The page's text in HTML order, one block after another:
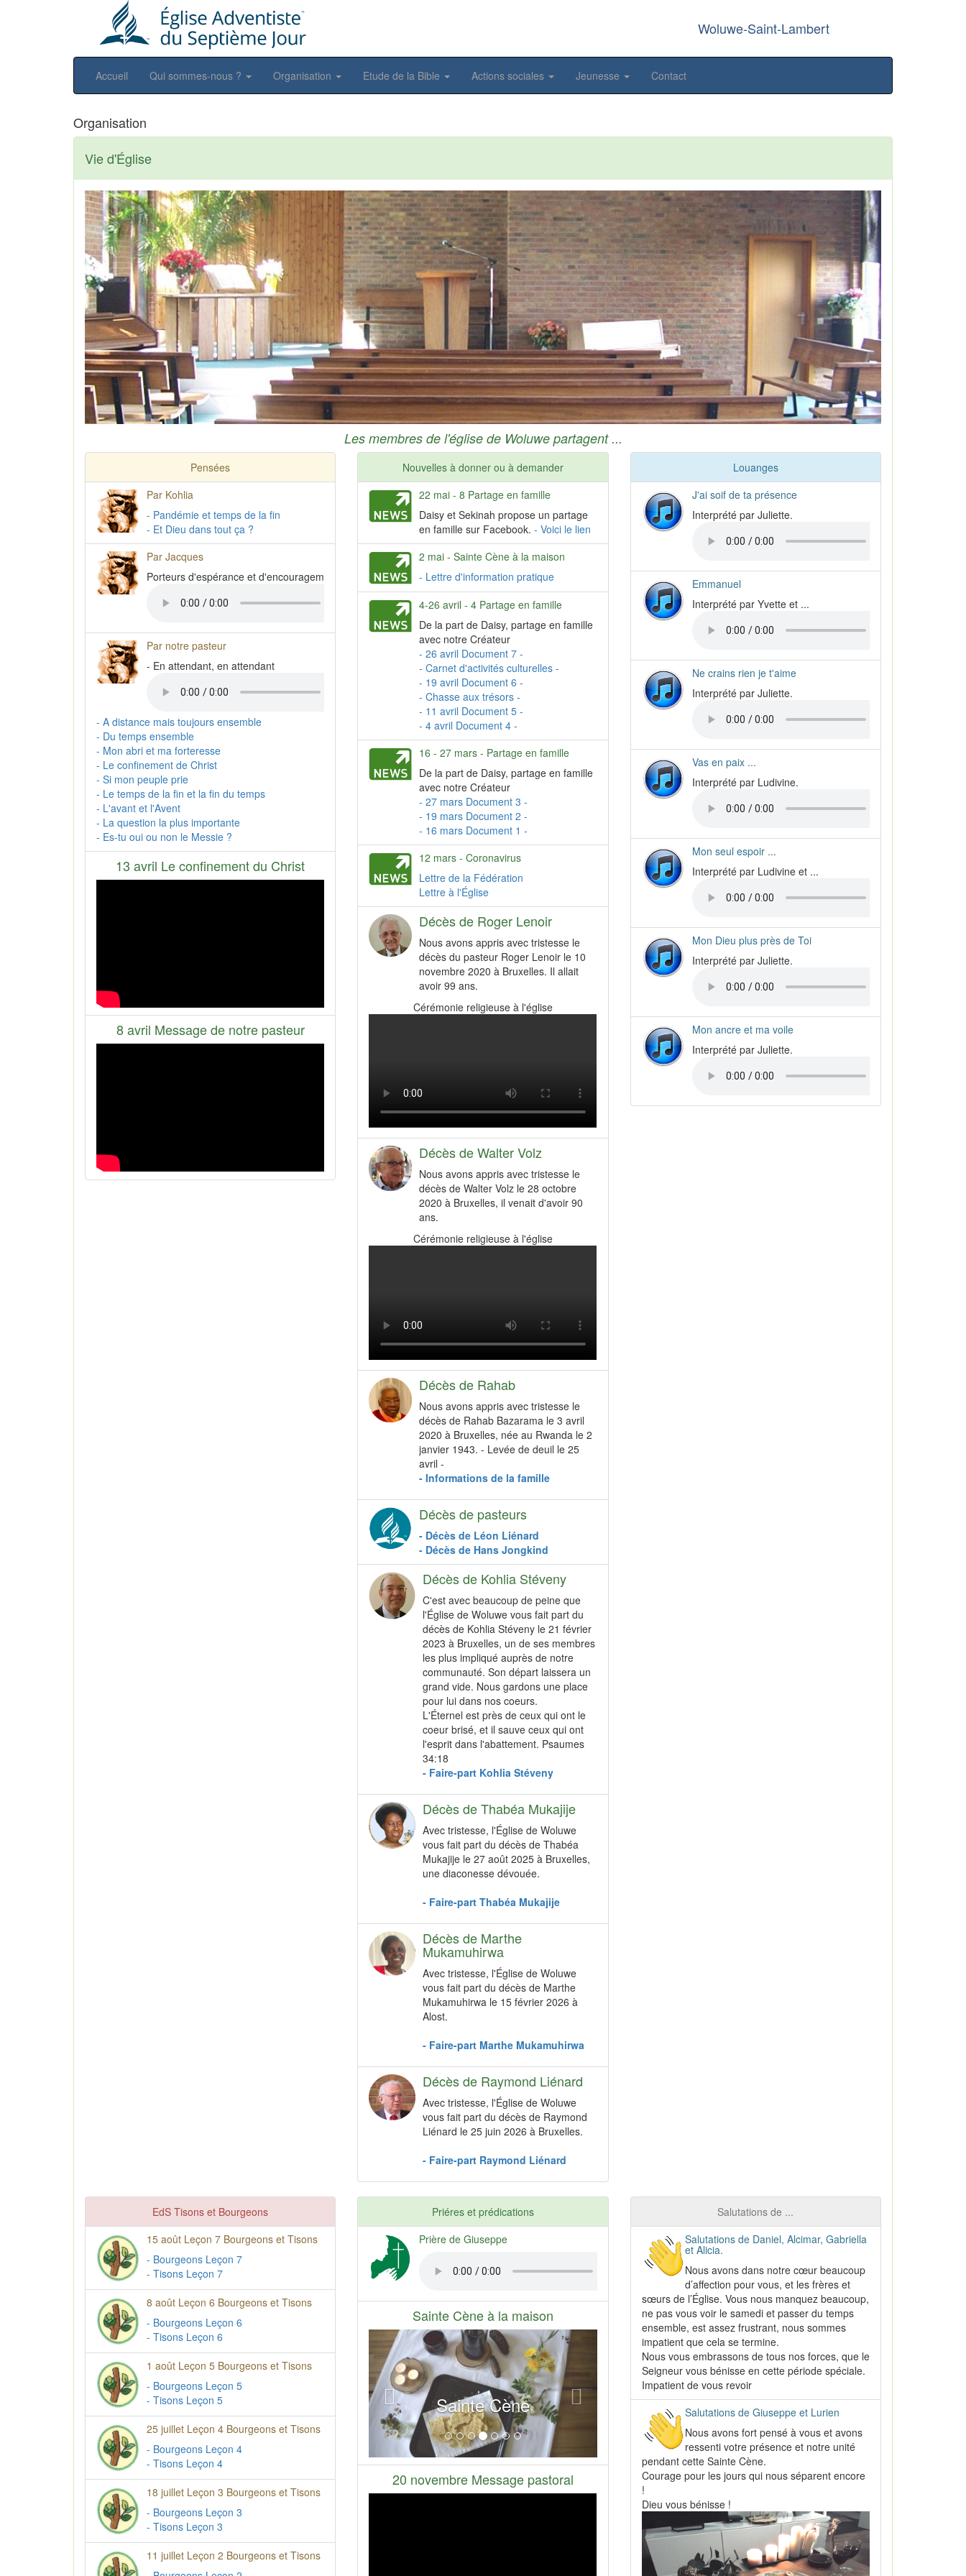
Woluwe-Saint-Lambert
Accueil Qui sommes-nous ? Organisation Etude de la Bible Actions sociales Jeunesse Contact
Organisation
Vie d'Église
Les membres de l'église de Woluwe partagent ...
Pensées
Par Kohlia
- Pandémie et temps de la fin
- Et Dieu dans tout ça ?
Par Jacques
Porteurs d'espérance et d'encouragement
Par notre pasteur
- En attendant, en attendant
- A distance mais toujours ensemble
- Du temps ensemble
- Mon abri et ma forteresse
- Le confinement de Christ
- Si mon peuple prie
- Le temps de la fin et la fin du temps
- L'avant et l'Avent
- La question la plus importante
- Es-tu oui ou non le Messie ?
13 avril Le confinement du Christ
8 avril Message de notre pasteur
Nouvelles à donner ou à demander
22 mai - 8 Partage en famille
Daisy et Sekinah propose un partage
en famille sur Facebook.- Voici le lien
2 mai - Sainte Cène à la maison
- Lettre d'information pratique
4-26 avril - 4 Partage en famille
De la part de Daisy, partage en famille
avec notre Créateur
- 26 avril Document 7 -
- Carnet d'activités culturelles -
- 19 avril Document 6 -
- Chasse aux trésors -
- 11 avril Document 5 -
- 4 avril Document 4 -
16 - 27 mars - Partage en famille
De la part de Daisy, partage en famille
avec notre Créateur
- 27 mars Document 3 -
- 19 mars Document 2 -
- 16 mars Document 1 -
12 mars - Coronavirus
Lettre de la Fédération
Lettre à l'Église
Décès de Roger Lenoir
Nous avons appris avec tristesse le
décès du pasteur Roger Lenoir le 10
novembre 2020 à Bruxelles. Il allait
avoir 99 ans.
Cérémonie religieuse à l'église
Décès de Walter Volz
Nous avons appris avec tristesse le
décès de Walter Volz le 28 octobre
2020 à Bruxelles, il venait d'avoir 90
ans.
Cérémonie religieuse à l'église
Décès de Rahab
Nous avons appris avec tristesse le
décès de Rahab Bazarama le 3 avril
2020 à Bruxelles, née au Rwanda le 2
janvier 1943. - Levée de deuil le 25
avril -
- Informations de la famille
Décès de pasteurs
- Décès de Léon Liénard
- Décès de Hans Jongkind
Décès de Kohlia Stéveny
C'est avec beaucoup de peine que
l'Église de Woluwe vous fait part du
décès de Kohlia Stéveny le 21 février
2023 à Bruxelles, un de ses membres
les plus impliqué auprès de notre
communauté. Son départ laissera un
grand vide. Nous gardons une place
pour lui dans nos coeurs.
L'Éternel est près de ceux qui ont le
coeur brisé, et il sauve ceux qui ont
l'esprit dans l'abattement. Psaumes
34:18
- Faire-part Kohlia Stéveny
Décès de Thabéa Mukajije
Avec tristesse, l'Église de Woluwe
vous fait part du décès de Thabéa
Mukajije le 27 août 2025 à Bruxelles,
une diaconesse dévouée.
- Faire-part Thabéa Mukajije
Décès de Marthe
Mukamuhirwa
Avec tristesse, l'Église de Woluwe
vous fait part du décès de Marthe
Mukamuhirwa le 15 février 2026 à
Alost.
- Faire-part Marthe Mukamuhirwa
Décès de Raymond Liénard
Avec tristesse, l'Église de Woluwe
vous fait part du décès de Raymond
Liénard le 25 juin 2026 à Bruxelles.
- Faire-part Raymond Liénard
Louanges
J'ai soif de ta présence
Interprété par Juliette.
Emmanuel
Interprété par Yvette et ...
Ne crains rien je t'aime
Interprété par Juliette.
Vas en paix ...
Interprété par Ludivine.
Mon seul espoir ...
Interprété par Ludivine et ...
Mon Dieu plus près de Toi
Interprété par Juliette.
Mon ancre et ma voile
Interprété par Juliette.
EdS Tisons et Bourgeons
15 août Leçon 7 Bourgeons et Tisons
- Bourgeons Leçon 7
- Tisons Leçon 7
8 août Leçon 6 Bourgeons et Tisons
- Bourgeons Leçon 6
- Tisons Leçon 6
1 août Leçon 5 Bourgeons et Tisons
- Bourgeons Leçon 5
- Tisons Leçon 5
25 juillet Leçon 4 Bourgeons et Tisons
- Bourgeons Leçon 4
- Tisons Leçon 4
18 juillet Leçon 3 Bourgeons et Tisons
- Bourgeons Leçon 3
- Tisons Leçon 3
11 juillet Leçon 2 Bourgeons et Tisons
Priéres et prédications
Prière de Giuseppe
Sainte Cène à la maison
Sainte Cène
Précédant
20 novembre Message pastoral
Salutations de ...
Salutations de Daniel, Alcimar, Gabriella
et Alicia.
Nous avons dans notre cœur beaucoup
d’affection pour vous, et les frères et
sœurs de l’Église. Vous nous manquez beaucoup,
ne pas vous voir le samedi et passer du temps
ensemble, est assez frustrant, nous sommes
impatient que cela se termine.
Nous vous embrassons de tous nos forces, que le
Seigneur vous bénisse en cette période spéciale.
Impatient de vous revoir
Salutations de Giuseppe et Lurien
Nous avons fort pensé à vous et avons
ressenti votre présence et notre unité
pendant cette Sainte Cène.
Courage pour les jours qui nous séparent encore
!
Dieu vous bénisse !